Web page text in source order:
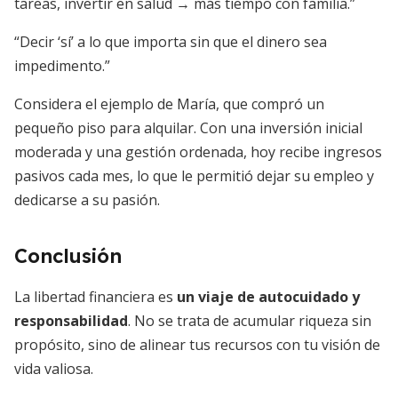
“Decir ‘sí’ a lo que importa sin que el dinero sea
impedimento.”
Considera el ejemplo de María, que compró un
pequeño piso para alquilar. Con una inversión inicial
moderada y una gestión ordenada, hoy recibe ingresos
pasivos cada mes, lo que le permitió dejar su empleo y
dedicarse a su pasión.
Conclusión
La libertad financiera es un viaje de autocuidado y
responsabilidad. No se trata de acumular riqueza sin
propósito, sino de alinear tus recursos con tu visión de
vida valiosa.